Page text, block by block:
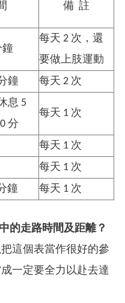
備 註
鐘
每天 2 次，還
要做上肢運動
鐘 每天 2 次
息 5
分
每天 1 次
每天 1 次
每天 1 次
鐘 每天 1 次
的走路時間及距離？
這個表當作很好的參
一定要全力以赴去達